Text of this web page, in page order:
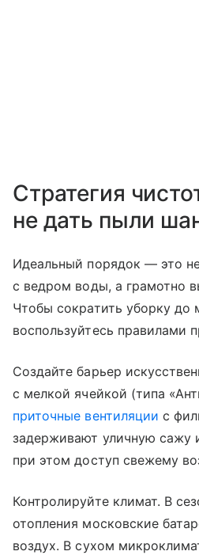
Стратегия
не дать пыли
Идеальный порядок — это
с ведром воды, а грамотно
Чтобы сократить уборку до
воспользуйтесь правилами
Создайте барьер
с мелкой ячейкой (типа
приточные вентиляции с
задерживают уличную сажу
при этом доступ свежему
Контролируйте климат. В
отопления московские
воздух. В сухом